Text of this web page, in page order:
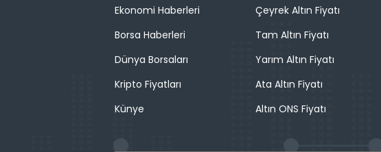
Ekonomi Haberleri
Borsa Haberleri
Dünya Borsaları
Kripto Fiyatları
Künye
Çeyrek Altın Fiyatı
Tam Altın Fiyatı
Yarım Altın Fiyatı
Ata Altın Fiyatı
Altın ONS Fiyatı